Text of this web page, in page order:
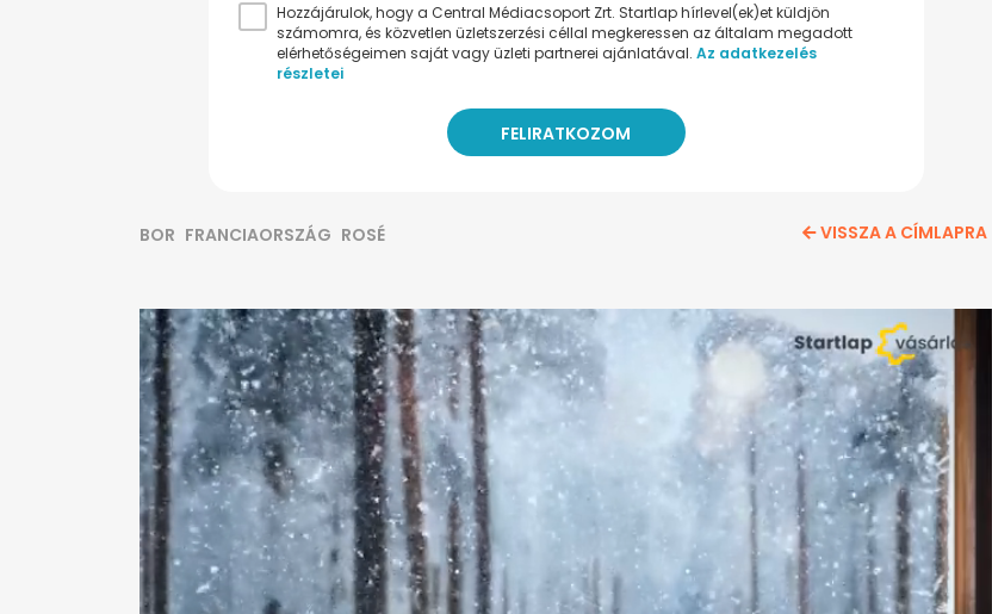
Hozzájárulok, hogy a Central Médiacsoport Zrt. Startlap hírlevel(ek)et küldjön
számomra, és közvetlen üzletszerzési céllal megkeressen az általam megadott
elérhetőségeimen saját vagy üzleti partnerei ajánlatával. Az adatkezelés
részletei
BOR FRANCIAORSZÁG ROSÉ VISSZA A CÍMLAPRA